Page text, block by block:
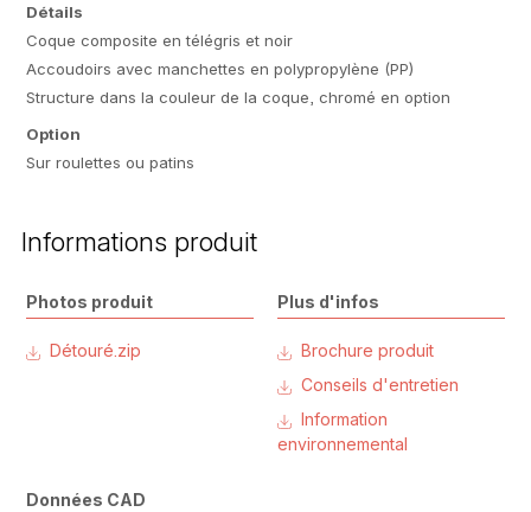
Détails
Coque composite en télégris et noir
Accoudoirs avec manchettes en polypropylène (PP)
Structure dans la couleur de la coque, chromé en option
Option
Sur roulettes ou patins
Informations produit
Photos produit
Détouré.zip
Plus d'infos
Brochure produit
Conseils d'entretien
Information
environnemental
Données CAD